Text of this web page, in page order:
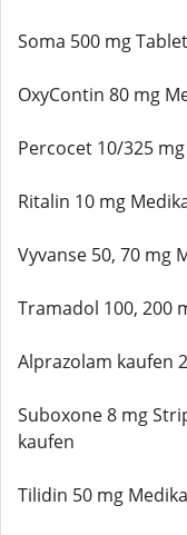
Soma 500 mg
OxyContin 80 mg
Percocet 10/325
Ritalin 10 mg
Vyvanse 50, 70 mg
Tramadol 100, 200
Alprazolam kaufen
Suboxone 8 mg
kaufen
Tilidin 50 mg